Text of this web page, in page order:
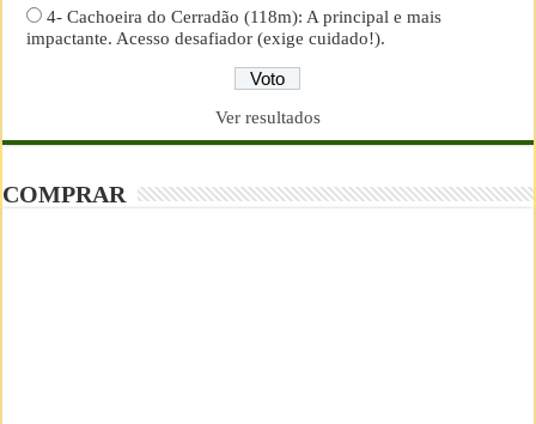
4- Cachoeira do Cerradão (118m): A principal e mais
impactante. Acesso desafiador (exige cuidado!).
Ver resultados
COMPRAR